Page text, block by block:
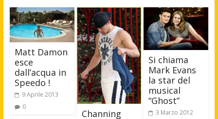
Matt Damon
esce
dall’acqua in
Speedo !
9 Aprile 2013
0
Channing
Si chiama
Mark Evans
la star del
musical
“Ghost”
3 Marzo 2012